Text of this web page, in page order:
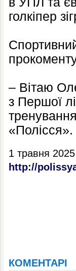
голкіпер
– Вітаю
з Першої
1 травня
http://
КОМЕНТАРІ